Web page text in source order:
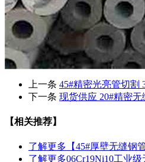
上一条 45#精密光亮管切割
下一条 现货供应 20#精密
【相关推荐】
了解更多 【45#厚壁无缝钢
了解更多06Cr19Ni10工业